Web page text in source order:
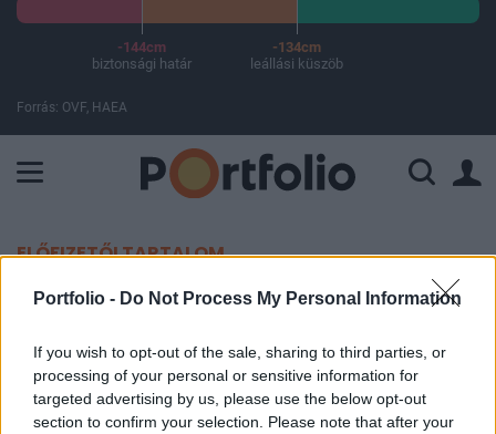
Portfolio - Do Not Process My Personal Information
If you wish to opt-out of the sale, sharing to third parties, or
processing of your personal or sensitive information for
targeted advertising by us, please use the below opt-out
section to confirm your selection. Please note that after your
-144cm
biztonsági határ
-134cm
leállási küszöb
Forrás: OVF, HAEA
ELŐFIZETŐI TARTALOM
Jókora katonai segélyt adnak a
britek Ukrajnának
MTI
2025. április 11. 18:32